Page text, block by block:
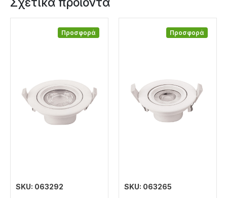
Προσφορά
SKU: 063292
Προσφορά
SKU: 063265